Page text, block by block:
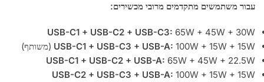
עבור משתמשים מתקדמים מרובי מכשירים:
USB-C1 + USB-C2 + USB-C3: 65W + 45W + 30W
USB-C1 + USB-C3 + USB-A: 100W + 15W + 15W (משותף)
USB-C1 + USB-C2 + USB-A: 65W + 45W + 22.5W
USB-C2 + USB-C3 + USB-A: 100W + 15W + 15W